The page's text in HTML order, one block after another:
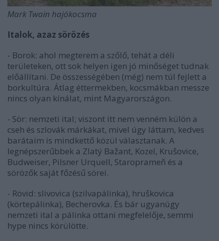
Mark Twain hajókocsma
Italok, azaz sörözés
- Borok: ahol megterem a szőlő, tehát a déli
területeken, ott sok helyen igen jó minőséget tudnak
előállítani. De összességében (még) nem túl fejlett a
borkultúra. Átlag éttermekben, kocsmákban messze
nincs olyan kínálat, mint Magyarországon.
- Sör: nemzeti ital; viszont itt nem venném külön a
cseh és szlovák márkákat, mivel úgy láttam, kedves
barátaim is mindkettő közül választanak. A
legnépszerűbbek a Zlatý Bažant, Kozel, Krušovice,
Budweiser, Pilsner Urquell, Staroprameň és a
sörözők saját főzésű sörei.
- Rövid: slivovica (szilvapálinka), hruškovica
(körtepálinka), Becherovka. És bár ugyanúgy
nemzeti ital a pálinka ottani megfelelője, semmi
hype nincs körülötte.